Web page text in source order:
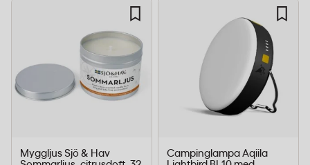
Myggljus Sjö & Hav
Campinglampa Aqiila